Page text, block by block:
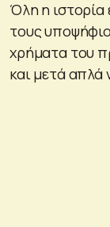
Όλη η ιστορία
τους
χρήματα του
και μετά απλά